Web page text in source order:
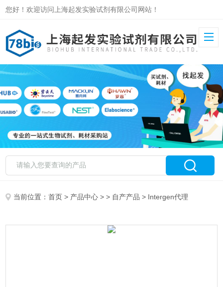
您好！欢迎访问上海起发实验试剂有限公司网站！
当前位置：首页 > 产品中心 > > 自产产品 > Intergen代理